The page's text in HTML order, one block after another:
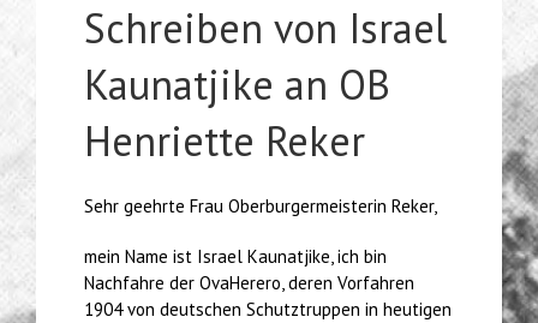
Schreiben von Israel
Kaunatjike an OB
Henriette Reker
Sehr geehrte Frau Oberburgermeisterin Reker,
mein Name ist Israel Kaunatjike, ich bin
Nachfahre der OvaHerero, deren Vorfahren
1904 von deutschen Schutztruppen in heutigen